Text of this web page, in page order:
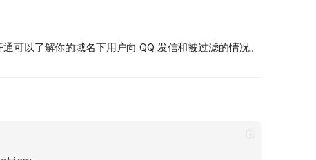
可以了解你的域名下用户向 QQ 发信和被过滤的情况。